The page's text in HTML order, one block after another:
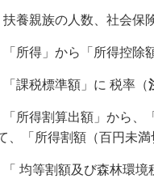
扶養親族の人数、社会
「所得」から「所得控
「課税標準額」に 税率（
「所得割算出額」から、
、「所得割額（百円未満
「 均等割額及び森林環境